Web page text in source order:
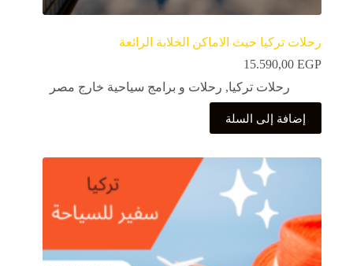
رحلات تركيا حيث الاماكن الخلابة الرائعة
15.590,00 EGP
رحلات تركيا, رحلات و برامج سياحية خارج مصر
إضافة إلى السلة